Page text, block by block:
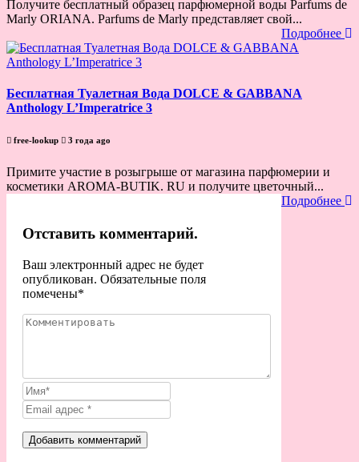
Получите бесплатный образец парфюмерной воды Parfums de
Marly ORIANA. Parfums de Marly представляет свой...
Подробнее
Бесплатная Туалетная Вода DOLCE & GABBANA
Anthology L’Imperatrice 3
free-lookup 3 года ago
Примите участие в розыгрыше от магазина парфюмерии и
косметики AROMA-BUTIK. RU и получите цветочный...
Подробнее
Отставить комментарий.
Ваш электронный адрес не будет
опубликован. Обязательные поля
помечены*